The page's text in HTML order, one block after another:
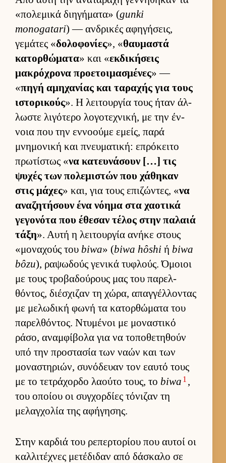
«πολεμικά διηγήματα» (gunki
monogatari) — αν­δρικές αφηγήσεις,
γεμάτες «δολοφονίες», «θαυ­μαστά
κατορ­θώματα» και «εκ­δικήσεις
μακρόχρονα προε­τοι­μασμένες» —
«πηγή αμηχανίας και ταραχής για τους
ιστορικούς». Η λει­τουρ­γία τους ήταν άλ­
λωστε λιγότερο λογοτεχνική, με την έν­
νοια που την εν­νοούμε εμείς, παρά
μνημονική και πνευ­ματική: επρόκειτο
πρωτίστως «να κατευ­νάσουν […] τις
ψυχές των πολεμιστών που χάθηκαν
στις μάχες» και, για τους επιζώντες, «να
αναζητήσουν ένα νόημα στα χαοτικά
γεγονότα που έθεσαν τέλος στην παλαιά
τάξη». Αυτή η λει­τουρ­γία ανήκε στους
«μοναχούς του biwa» (biwa hôshi ή biwa
bôzu), ραψωδούς γενικά τυφλούς. Όμοιοι
με τους τροβαδού­ρους μας του παρελ­
θόντος, διέσχιζαν τη χώρα, απαγ­γέλ­λοντας
με μελωδική φωνή τα κατορ­θώματα του
παρελ­θόντος. Ντυμένοι με μοναστικό
ράσο, αναμ­φίβολα για να τοποθετηθούν
υπό την προστασία των ναών και των
μοναστηριών, συνόδευαν τον εαυτό τους
με το τετράχορδο λαούτο τους, το biwa 1 ,
του οποίου οι συγ­χορ­δίες τόνιζαν τη
μελαγ­χολία της αφήγησης.
Στην καρ­διά του ρεπερ­τορίου που αυ­τοί οι
καλ­λιτέχνες μετέδιδαν από δάσκαλο σε